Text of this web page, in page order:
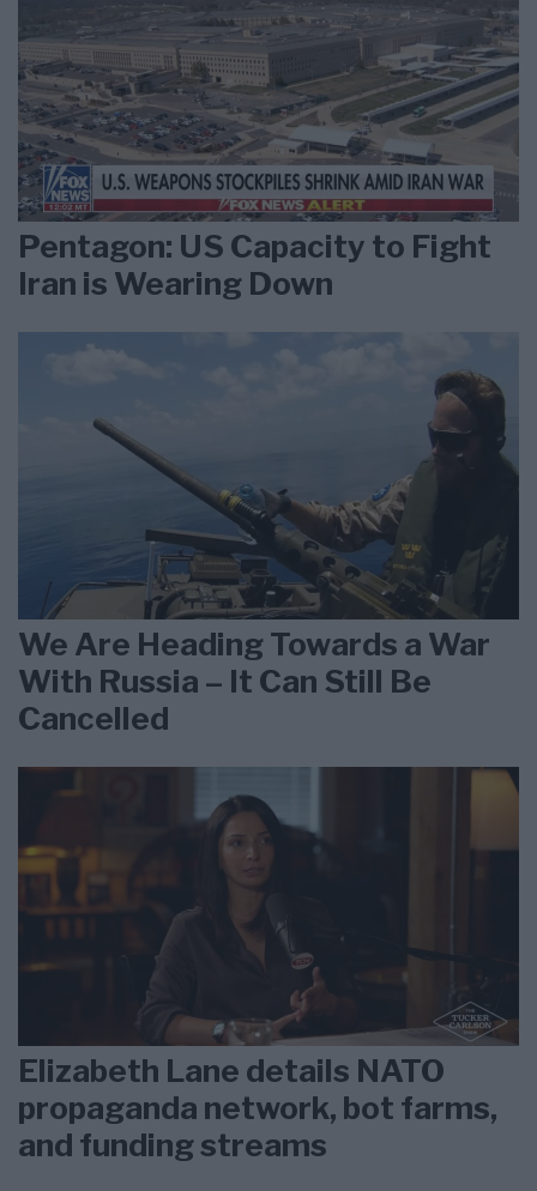
Pentagon: US Capacity to Fight
Iran is Wearing Down
We Are Heading Towards a War
With Russia – It Can Still Be
Cancelled
Elizabeth Lane details NATO
propaganda network, bot farms,
and funding streams